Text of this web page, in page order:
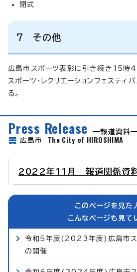
閉式
7 その他
広島市スポーツ表彰に引き続き15時
スポーツ・レクリエーションフェスティ
る。
Press Release
報道資料
広島市 The City of HIROSHIMA
2022年11月 報道関係資
このページを見た
こんなページも見て
令和5年度(2023年度)広島市ス
の開催